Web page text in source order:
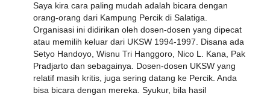
Saya kira cara paling mudah adalah bicara dengan
orang-orang dari Kampung Percik di Salatiga.
Organisasi ini didirikan oleh dosen-dosen yang dipecat
atau memilih keluar dari UKSW 1994-1997. Disana ada
Setyo Handoyo, Wisnu Tri Hanggoro, Nico L. Kana, Pak
Pradjarto dan sebagainya. Dosen-dosen UKSW yang
relatif masih kritis, juga sering datang ke Percik. Anda
bisa bicara dengan mereka. Syukur, bila hasil